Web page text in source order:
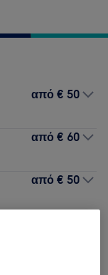
από € 50
από € 60
από € 50